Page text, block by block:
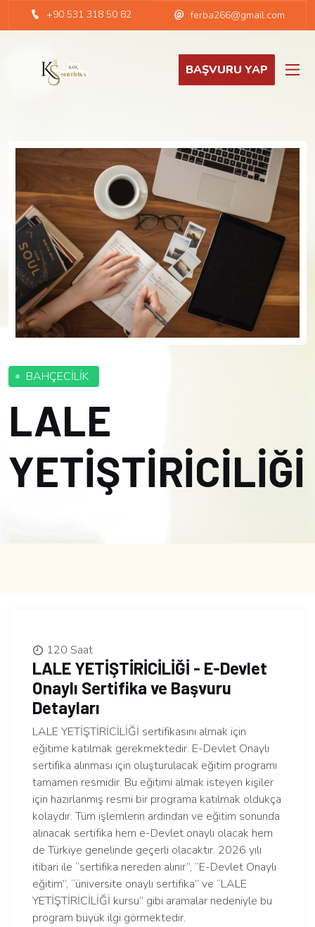
+90 531 318 50 82 ferba266@gmail.com
BAŞVURU YAP
BAHÇECİLİK
LALE
YETİŞTİRİCİLİĞİ
120 Saat
LALE YETİŞTİRİCİLİĞİ - E-Devlet
Onaylı Sertifika ve Başvuru
Detayları
LALE YETİŞTİRİCİLİĞİ sertifikasını almak için
eğitime katılmak gerekmektedir. E-Devlet Onaylı
sertifika alınması için oluşturulacak eğitim programı
tamamen resmidir. Bu eğitimi almak isteyen kişiler
için hazırlanmış resmi bir programa katılmak oldukça
kolaydır. Tüm işlemlerin ardından ve eğitim sonunda
alınacak sertifika hem e-Devlet onaylı olacak hem
de Türkiye genelinde geçerli olacaktır. 2026 yılı
itibari ile “sertifika nereden alınır”, “E-Devlet Onaylı
eğitim”, “üniversite onaylı sertifika” ve “LALE
YETİŞTİRİCİLİĞİ kursu” gibi aramalar nedeniyle bu
program büyük ilgi görmektedir.